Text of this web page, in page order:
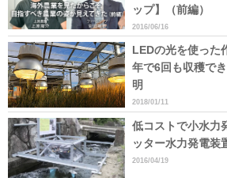
ップ】（前編）
2016/06/16
LEDの光を使った
年で6回も収穫で
明
2018/01/11
低コストで小水
ッター水力発電装
2016/04/19